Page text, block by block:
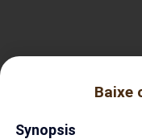
Baixe
Synopsis